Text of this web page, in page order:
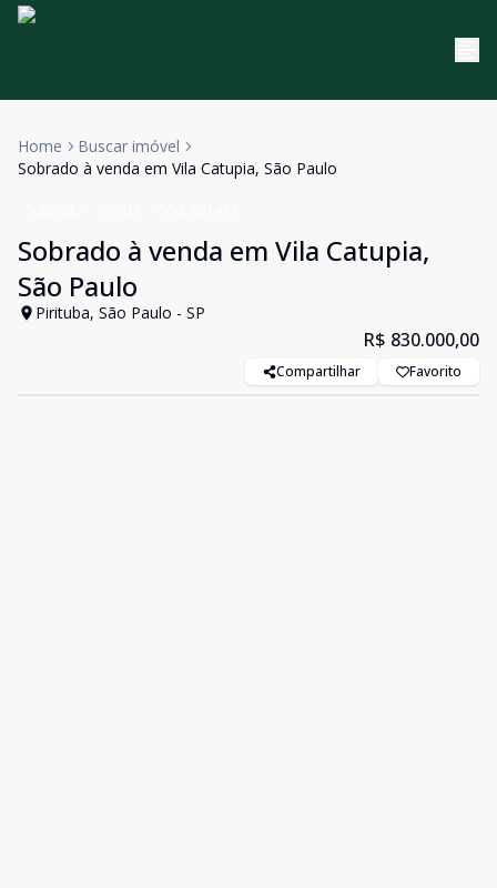
Home
Buscar imóvel
Sobrado à venda em Vila Catupia, São Paulo
Sobrado à venda em Vila Catupia,
São Paulo
Pirituba, São Paulo - SP
R$ 830.000,00
Compartilhar Favorito